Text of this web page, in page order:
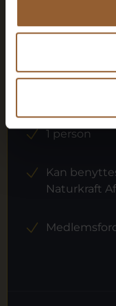
449 KR
12
1 person
Kan
Naturkraft